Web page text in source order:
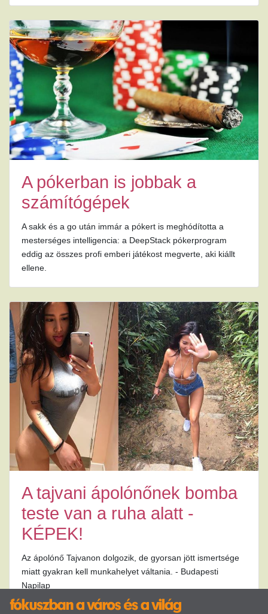
A pókerban is jobbak a
számítógépek
A sakk és a go után immár a pókert is meghódította a
mesterséges intelligencia: a DeepStack pókerprogram
eddig az összes profi emberi játékost megverte, aki kiállt
ellene.
A tajvani ápolónőnek bomba
teste van a ruha alatt -
KÉPEK!
Az ápolónő Tajvanon dolgozik, de gyorsan jött ismertsége
miatt gyakran kell munkahelyet váltania. - Budapesti
Napilap